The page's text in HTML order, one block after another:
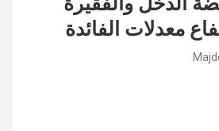
معدلات الفائدة